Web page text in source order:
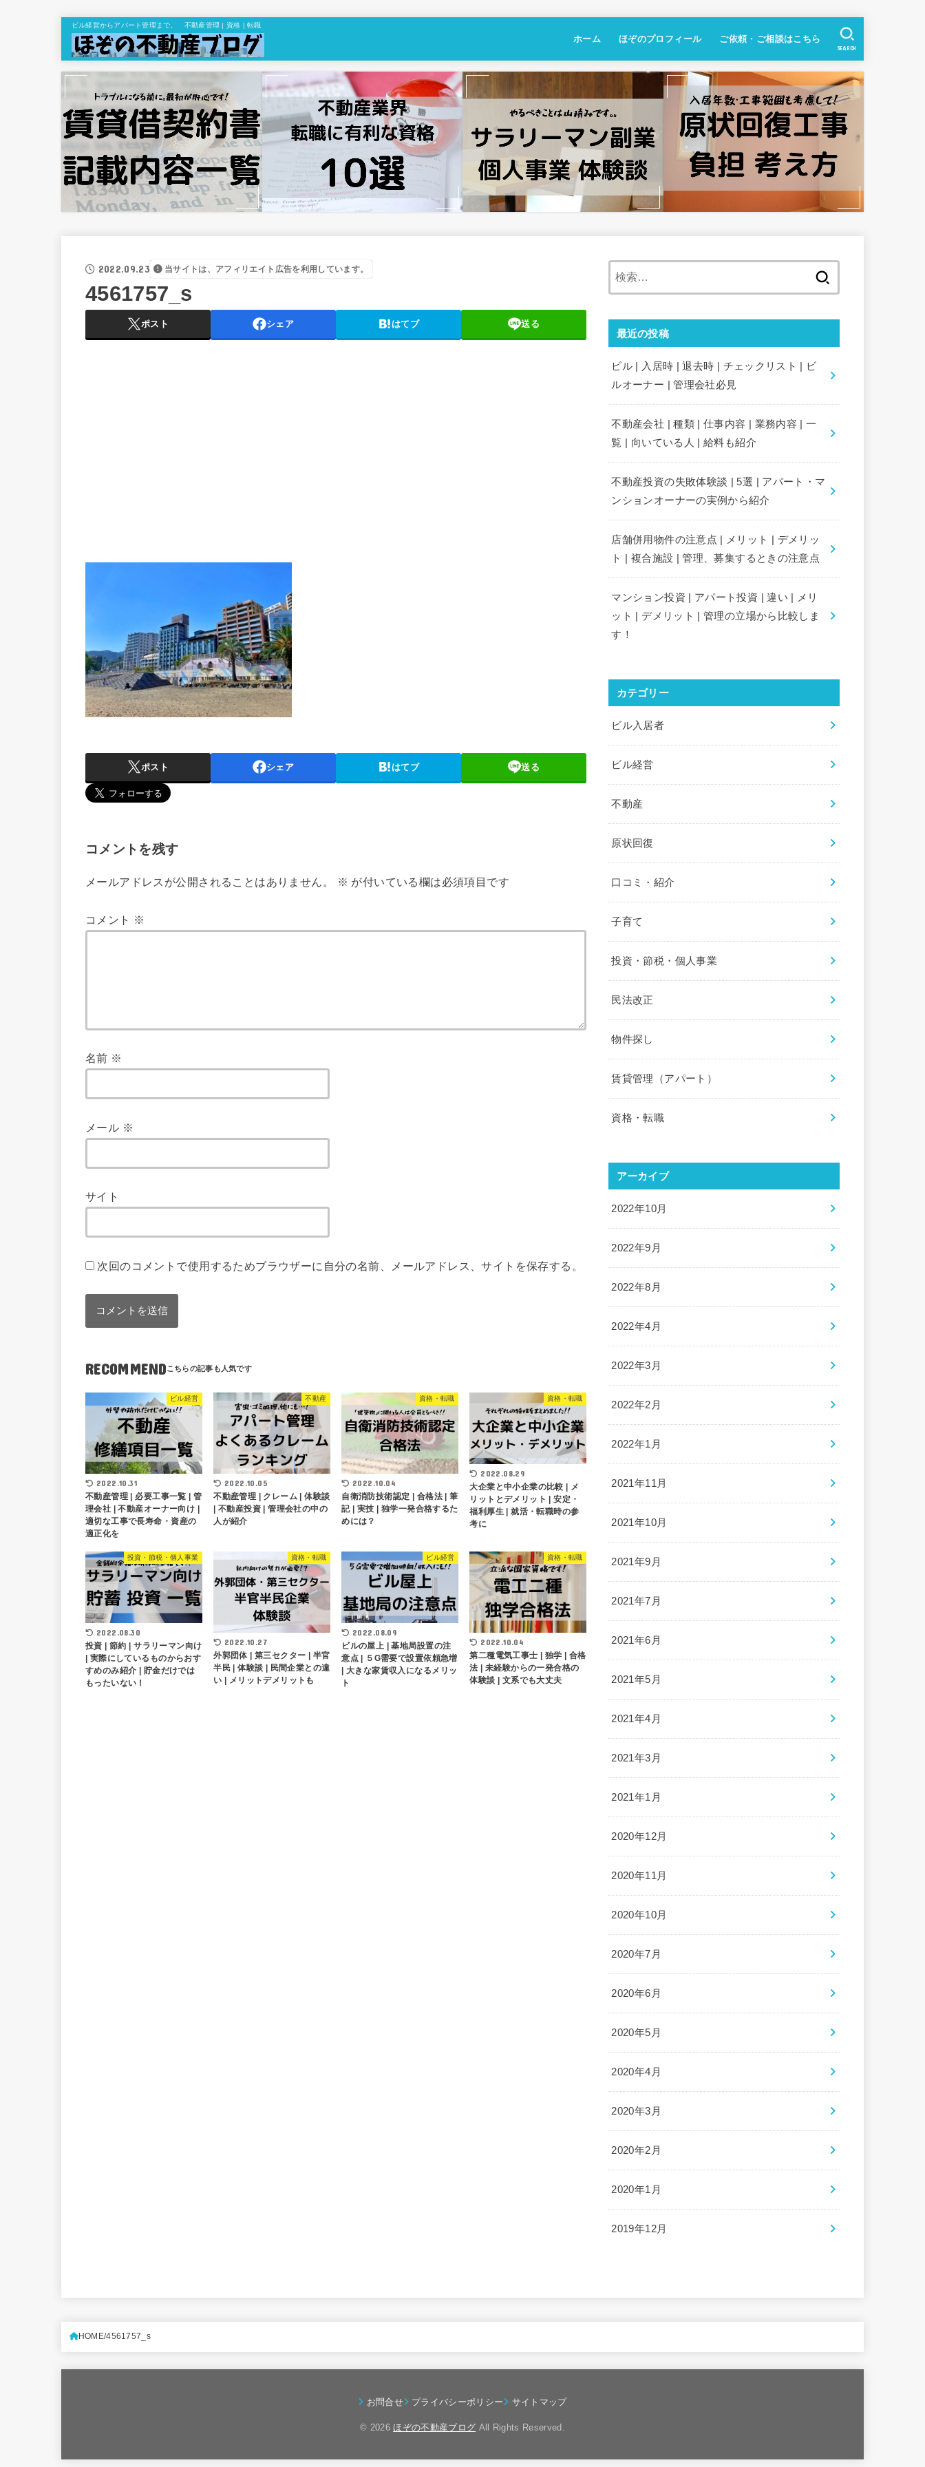
ビル経営からアパート管理まで。 不動産管理 | 資格 | 転職
ホーム ほぞのプロフィール ご依頼・ご相談はこちら
SEARCH
2022.09.23 当サイトは、アフィリエイト広告を利用しています。
4561757_s
ポスト シェア はてブ 送る
ポスト シェア はてブ 送る
コメントを残す
メールアドレスが公開されることはありません。 ※ が付いている欄は必須項目です
コメント ※
名前 ※
メール ※
サイト
次回のコメントで使用するためブラウザーに自分の名前、メールアドレス、サイトを保存する。
RECOMMEND
ビル経営
2022.10.31
不動産管理 | 必要工事一覧 | 管
理会社 | 不動産オーナー向け |
適切な工事で長寿命・資産の
適正化を
不動産
2022.10.05
不動産管理 | クレーム | 体験談
| 不動産投資 | 管理会社の中の
人が紹介
資格・転職
2022.10.04
自衛消防技術認定 | 合格法 | 筆
記 | 実技 | 独学一発合格するた
めには？
資格・転職
2022.08.29
大企業と中小企業の比較 | メ
リットとデメリット | 安定・
福利厚生 | 就活・転職時の参
考に
投資・節税・個人事業
2022.08.30
投資 | 節約 | サラリーマン向け
| 実際にしているものからおす
すめのみ紹介 | 貯金だけでは
もったいない！
資格・転職
2022.10.27
外郭団体 | 第三セクター | 半官
半民 | 体験談 | 民間企業との違
い | メリットデメリットも
ビル経営
2022.08.09
ビルの屋上 | 基地局設置の注
意点 | ５G需要で設置依頼急増
| 大きな家賃収入になるメリッ
ト
資格・転職
2022.10.04
第二種電気工事士 | 独学 | 合格
法 | 未経験からの一発合格の
体験談 | 文系でも大丈夫
最近の投稿
ビル | 入居時 | 退去時 | チェックリスト | ビ
ルオーナー | 管理会社必見
不動産会社 | 種類 | 仕事内容 | 業務内容 | 一
覧 | 向いている人 | 給料も紹介
不動産投資の失敗体験談 | 5選 | アパート・マ
ンションオーナーの実例から紹介
店舗併用物件の注意点 | メリット | デメリッ
ト | 複合施設 | 管理、募集するときの注意点
マンション投資 | アパート投資 | 違い | メリ
ット | デメリット | 管理の立場から比較しま
す！
カテゴリー
ビル入居者
ビル経営
不動産
原状回復
口コミ・紹介
子育て
投資・節税・個人事業
民法改正
物件探し
賃貸管理（アパート）
資格・転職
アーカイブ
2022年10月
2022年9月
2022年8月
2022年4月
2022年3月
2022年2月
2022年1月
2021年11月
2021年10月
2021年9月
2021年7月
2021年6月
2021年5月
2021年4月
2021年3月
2021年1月
2020年12月
2020年11月
2020年10月
2020年7月
2020年6月
2020年5月
2020年4月
2020年3月
2020年2月
2020年1月
2019年12月
HOME 4561757_s
お問合せ プライバシーポリシー サイトマップ
© 2026ほぞの不動産ブログ All Rights Reserved.